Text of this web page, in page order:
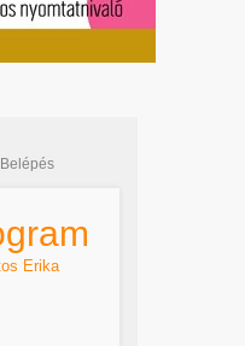
Belépés
Erika